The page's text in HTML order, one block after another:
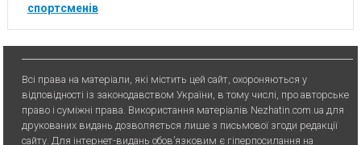
спортсменів
Всі права на матеріали, які містить цей сайт, охороняються у
відповідності із законодавством України, в тому числі, про авторське
право і суміжні права. Використання матерiалiв Nezhatin.com.ua для
друкованих видань дозволяється лише з письмової згоди редакції
сайту. Для iнтернет-видань обов’язковим є гiперпосилання на